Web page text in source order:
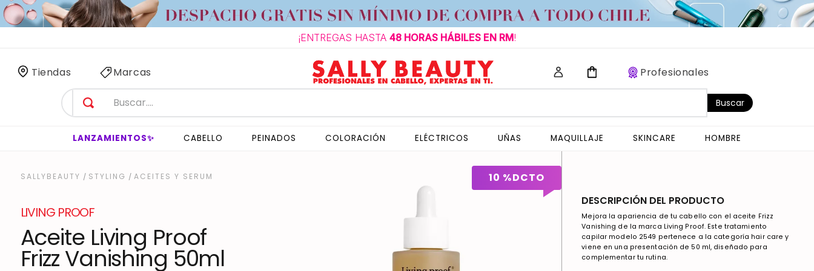
¡ENTREGAS HASTA 48 HORAS HÁBILES EN RM!
Tiendas Marcas Profesionales
Buscar
LANZAMIENTOS✨ CABELLO PEINADOS COLORACIÓN ELÉCTRICOS UÑAS MAQUILLAJE SKINCARE HOMBRE
STYLING ACEITES Y SERUM
LIVING PROOF
Aceite Living Proof
Frizz Vanishing 50ml
10 %DCTO
DESCRIPCIÓN DEL PRODUCTO
Mejora la apariencia de tu cabello con el aceite Frizz
Vanishing de la marca Living Proof. Este tratamiento
capilar modelo 2549 pertenece a la categoría hair care y
viene en una presentación de 50 ml, diseñado para
complementar tu rutina.